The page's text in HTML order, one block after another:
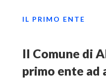
IL PRIMO ENTE
Il Comune di
primo ente